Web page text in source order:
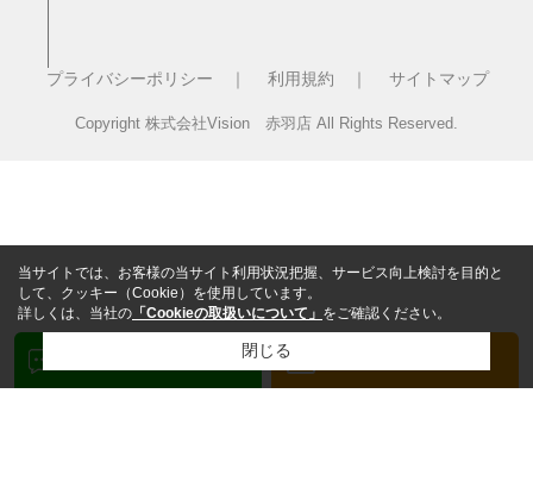
プライバシーポリシー ｜ 利用規約 ｜ サイトマップ
Copyright 株式会社Vision 赤羽店 All Rights Reserved.
当サイトでは、お客様の当サイト利用状況把握、サービス向上検討を目的と
して、クッキー（Cookie）を使用しています。
詳しくは、当社の 「Cookieの取扱いについて」 をご確認ください。
閉じる